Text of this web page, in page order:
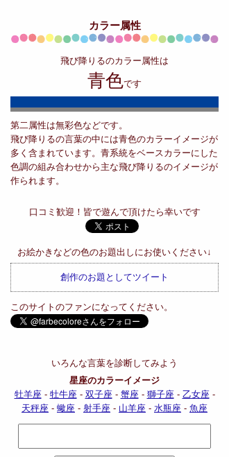
カラー属性
飛び降りるのカラー属性は
青色です
第二属性は無彩色などです。
飛び降りるの言葉の中には青色のカラーイメージが
多く含まれています。青系統をベースカラーにした
色調の組み合わせから主な飛び降りるのイメージが
作られます。
口コミ歓迎！皆で遊んで頂けたら幸いです
お絵かきなどの色のお題出しにお使いください↓
創作のお題としてツイート
このサイトのファンになってください。
いろんな言葉を診断してみよう
星座のカラーイメージ
牡羊座- 牡牛座- 双子座- 蟹座- 獅子座- 乙女座-
天秤座 - 蠍座 - 射手座 - 山羊座 - 水瓶座 - 魚座